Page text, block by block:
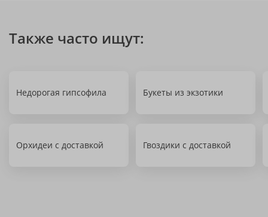
Также часто ищут:
Недорогая гипсофила Букеты из экзотики
Орхидеи с доставкой Гвоздики с доставкой